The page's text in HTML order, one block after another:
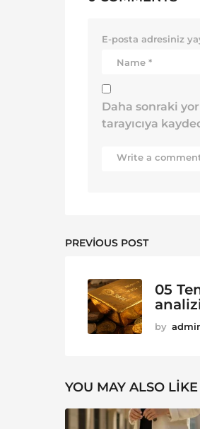
E-posta adresiniz
Daha sonraki
tarayıcıya
PREVIOUS POST
05
by
YOU MAY ALSO LIKE